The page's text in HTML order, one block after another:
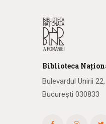
Biblioteca N
Bulevardul Unirii 22,
București 030833